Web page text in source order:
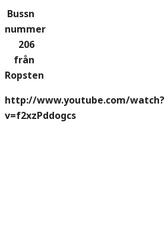
Bussn
nummer
206
från
Ropsten
http://www.youtube.com/watch?
v=f2xzPddogcs